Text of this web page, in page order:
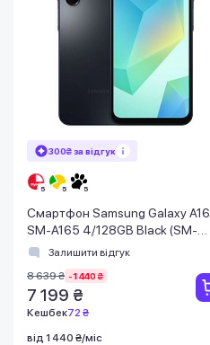
300₴ за відгук
Смартфон Samsung Galaxy A16
SM-A165 4/128GB Black (SM-
A165FZKBEUC)
Залишити відгук
8 639 ₴ -1 440 ₴
7 199 ₴
Кешбек72 ₴
від 1 440 ₴/міс